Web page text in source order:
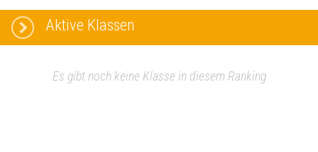
Aktive Klassen
Es gibt noch keine Klasse in diesem Ranking